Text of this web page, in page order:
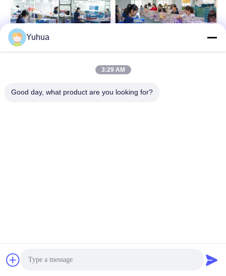
Yuhua
3:29 AM
Good day, what product are you looking for?